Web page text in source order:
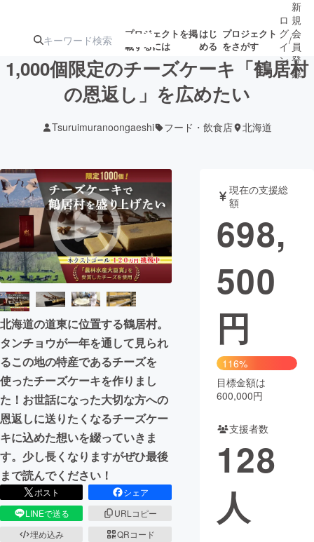
プロジェクトを掲
載するには
はじ
める
プロジェクト
をさがす
ターン
ジェクト
募集終了が近いプ
ロジェクト
されます
アート・写真 音楽
テクノロジー・ガジェット ゲーム・サ
映像・映画
ビジネス・起業
まちづくり・地域活性化
CAMPFIRE for Social Good
CAMPFIRE Creation
CAMPFIREふるさと納税machi-ya コミュニティ
ロ
グ
イ
ン
/
新
規
会
員
登
録
1,000個限定のチーズケーキ「鶴居村
の恩返し」を広めたい
Tsuruimuranoongaeshi フード・飲食店 北海道
北海道の道東に位置する鶴居村。
タンチョウが一年を通して見られ
るこの地の特産であるチーズを
使ったチーズケーキを作りまし
た！お世話になった大切な方への
恩返しに送りたくなるチーズケー
キに込めた想いを綴っていきま
す。少し長くなりますがぜひ最後
まで読んでください！
ポスト
シェア
LINEで送る
URLコピー
埋め込み
QRコード
現在の支援総
額
698,
500
円
116%
目標金額は
600,000円
支援者数
128
人